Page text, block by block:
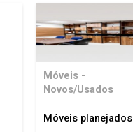
Móveis -
Novos/Usados
Móveis planejados